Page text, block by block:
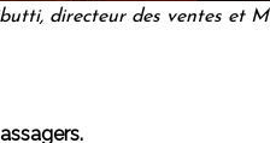
directeur des ventes et